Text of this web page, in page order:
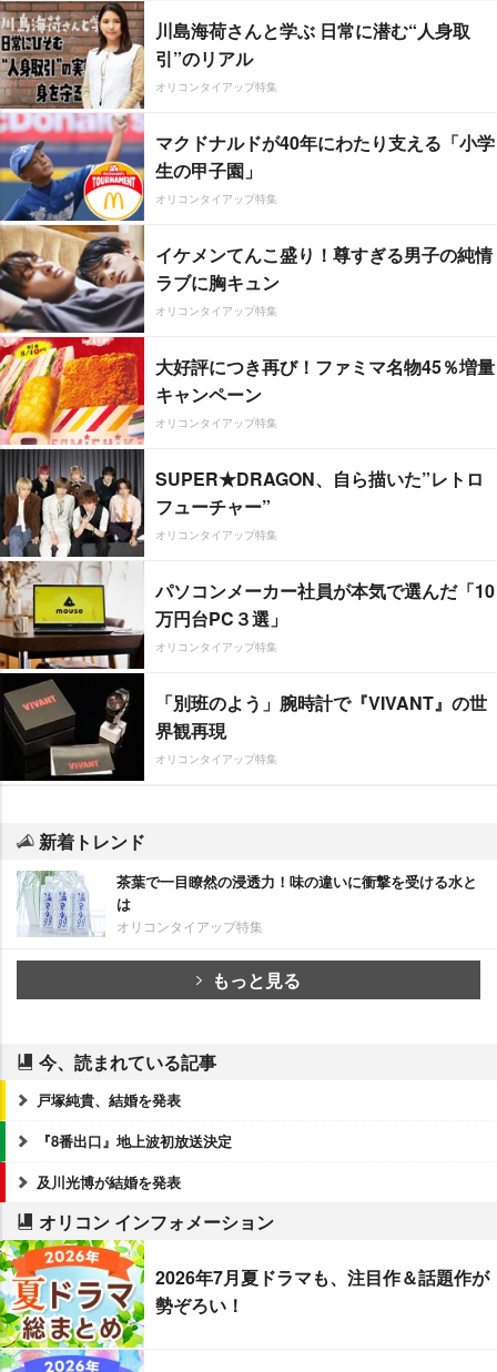
川島海荷さんと学ぶ 日常に潜む“人身取
引”のリアル
オリコンタイアップ特集
マクドナルドが40年にわたり支える「小学
生の甲子園」
オリコンタイアップ特集
イケメンてんこ盛り！尊すぎる男子の純情
ラブに胸キュン
オリコンタイアップ特集
大好評につき再び！ファミマ名物45％増量
キャンペーン
オリコンタイアップ特集
SUPER★DRAGON、自ら描いた”レトロ
フューチャー”
オリコンタイアップ特集
パソコンメーカー社員が本気で選んだ「10
万円台PC３選」
オリコンタイアップ特集
「別班のよう」腕時計で『VIVANT』の世
界観再現
オリコンタイアップ特集
新着トレンド
茶葉で一目瞭然の浸透力！味の違いに衝撃を受ける水と
は
オリコンタイアップ特集
もっと見る
今、読まれている記事
戸塚純貴、結婚を発表
『8番出口』地上波初放送決定
及川光博が結婚を発表
オリコン インフォメーション
2026年7月夏ドラマも、注目作＆話題作が
勢ぞろい！